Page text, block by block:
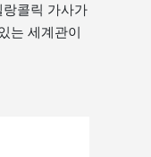
콜릭 가사가
는 세계관이